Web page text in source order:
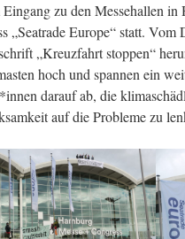
Eingang zu den Messehallen
„Seatrade Europe“ statt.
„Kreuzfahrt stoppen“
hoch und spannen ein
darauf ab, die
auf die Probleme zu